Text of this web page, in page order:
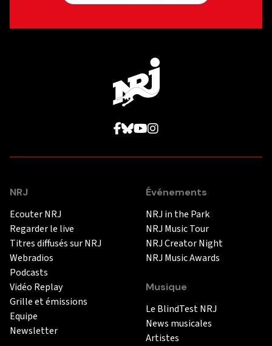
NRJ
Ecouter NRJ
Regarder le live
Titres diffusés sur NRJ
Webradios
Podcasts
Vidéo Replay
Grille et émissions
Equipe
Newsletter
Événements
NRJ in the Park
NRJ Music Tour
NRJ Creator Night
NRJ Music Awards
Musique
Le BlindTest NRJ
News musicales
Artistes